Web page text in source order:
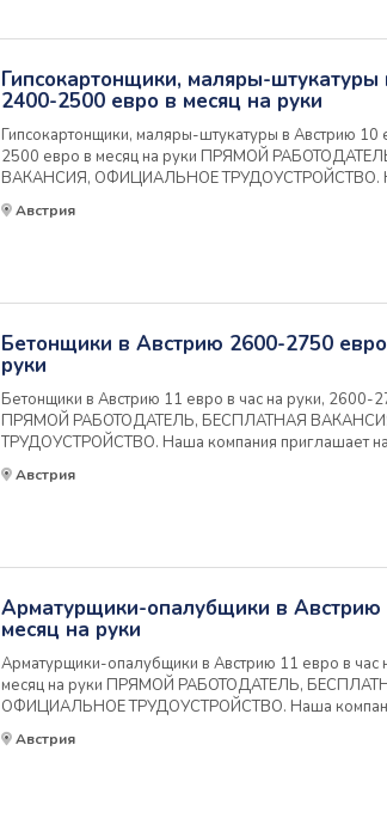
Гипсокартонщики, маляры-
2400-2500 евро в месяц на руки
Гипсокартонщики, маляры-штукатуры в Австрию 10
2500 евро в месяц на руки ПРЯМОЙ
ВАКАНСИЯ, ОФИЦИАЛЬНОЕ ТРУДОУСТРОЙСТВО.
приглашает на работу специалистов для работы в
компании-лидера промышленного строительства в
Австрия
Бетонщики в Австрию 2600-2750
руки
Бетонщики в Австрию 11 евро в час на руки, 2600-
ПРЯМОЙ РАБОТОДАТЕЛЬ, БЕСПЛАТНАЯ
ТРУДОУСТРОЙСТВО. Наша компания приглашает
специалистов для работы в Австрии на объектах
промышленного строительства в Австрии и
Австрия
Арматурщики-опалубщики в Австрию
месяц на руки
Арматурщики-опалубщики в Австрию 11 евро в час
месяц на руки ПРЯМОЙ РАБОТОДАТЕЛЬ,
ОФИЦИАЛЬНОЕ ТРУДОУСТРОЙСТВО. Наша
работу специалистов для работы в Австрии на
лидера промышленного строительства в Австрии и
Австрия